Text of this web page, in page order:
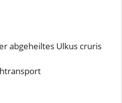
abgeheiltes Ulkus cruris